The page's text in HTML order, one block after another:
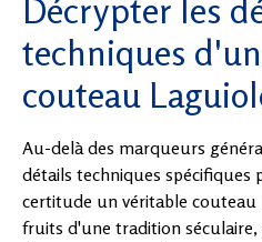
Décrypter les
techniques
couteau
Au-delà des marqueurs
détails techniques
certitude un véritable couteau
fruits d'une tradition